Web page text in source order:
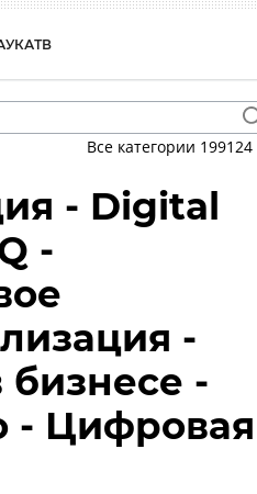
ТВ
Все категории 199124
- Digital
-
-
-
- Цифровая